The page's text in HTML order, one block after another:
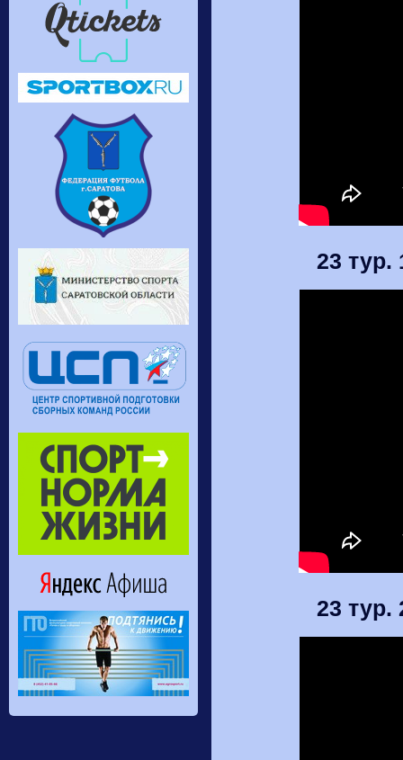
23 тур.
23 тур.